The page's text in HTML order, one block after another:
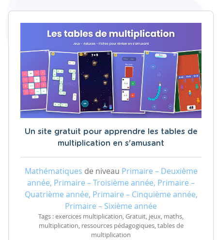
Un site gratuit pour apprendre les tables de
multiplication en s'amusant
Mathématiques de niveau Primaire – Deuxième
année, Primaire – Troisième année, Primaire –
Quatrième année, Primaire – Cinquième année,
Primaire – Sixième année
Tags : exercices multiplication, Gratuit, jeux, maths,
multiplication, ressources pédagogiques, tables de
multiplication